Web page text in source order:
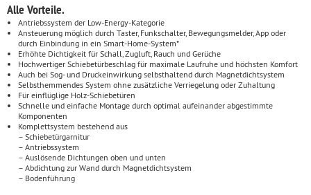
Alle Vorteile.
Antriebssystem der Low-Energy-Kategorie
Ansteuerung möglich durch Taster, Funkschalter, Bewegungsmelder, App oder
durch Einbindung in ein Smart-Home-System*
Erhöhte Dichtigkeit für Schall, Zugluft, Rauch und Gerüche
Hochwertiger Schiebetürbeschlag für maximale Laufruhe und höchsten Komfort
Auch bei Sog- und Druckeinwirkung selbsthaltend durch Magnetdichtsystem
Selbsthemmendes System ohne zusätzliche Verriegelung oder Zuhaltung
Für einflüglige Holz-Schiebetüren
Schnelle und einfache Montage durch optimal aufeinander abgestimmte
Komponenten
Komplettsystem bestehend aus
– Schiebetürgarnitur
– Antriebssystem
– Auslösende Dichtungen oben und unten
– Abdichtung zur Wand durch Magnetdichtsystem
– Bodenführung